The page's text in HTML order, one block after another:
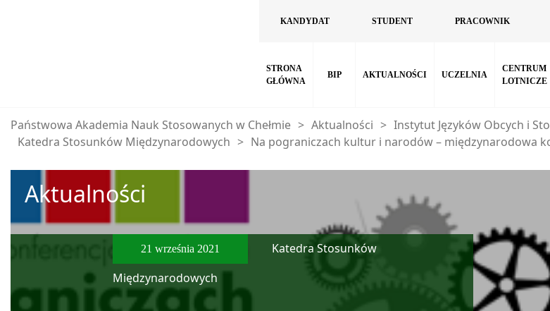
KANDYDAT STUDENT PRACOWNIK
STRONA
GŁÓWNA
BIP AKTUALNOŚCI UCZELNIA
CENTRUM
LOTNICZE
Państwowa Akademia Nauk Stosowanych w Chełmie > Aktualności > Instytut Języków Obcych i
Katedra Stosunków Międzynarodowych > Na pograniczach kultur i narodów – międzynarodowa
Aktualności
21 września 2021
Katedra Stosunków
Międzynarodowych